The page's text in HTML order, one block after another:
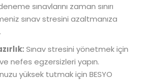
sınavlarını zaman sınırı
sınav stresini azaltmanıza
Sınav stresini yönetmek için
nefes egzersizleri yapın.
yüksek tutmak için BESYO